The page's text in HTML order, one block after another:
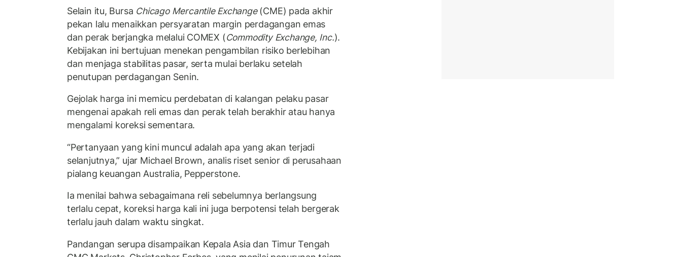
Selain itu, Bursa Chicago Mercantile Exchange(CME) pada akhir
pekan lalu menaikkan persyaratan margin perdagangan emas
dan perak berjangka melalui COMEX (Commodity Exchange, Inc.).
Kebijakan ini bertujuan menekan pengambilan risiko berlebihan
dan menjaga stabilitas pasar, serta mulai berlaku setelah
penutupan perdagangan Senin.
Gejolak harga ini memicu perdebatan di kalangan pelaku pasar
mengenai apakah reli emas dan perak telah berakhir atau hanya
mengalami koreksi sementara.
“Pertanyaan yang kini muncul adalah apa yang akan terjadi
selanjutnya,” ujar Michael Brown, analis riset senior di perusahaan
pialang keuangan Australia, Pepperstone.
Ia menilai bahwa sebagaimana reli sebelumnya berlangsung
terlalu cepat, koreksi harga kali ini juga berpotensi telah bergerak
terlalu jauh dalam waktu singkat.
Pandangan serupa disampaikan Kepala Asia dan Timur Tengah